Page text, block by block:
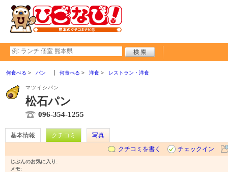
何食べる パン 何食べる 洋食 レストラン・洋食
マツイシパン
松石パン
096-354-1255
基本情報 クチコミ
写真
クチコミを書く
チェックイン
じぶんのお気に入り:
メモ: